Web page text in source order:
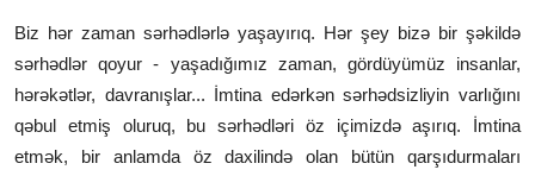
Biz hər zaman sərhədlərlə yaşayırıq. Hər şey bizə bir şəkildə
sərhədlər qoyur - yaşadığımız zaman, gördüyümüz insanlar,
hərəkətlər, davranışlar... İmtina edərkən sərhədsizliyin varlığını
qəbul etmiş oluruq, bu sərhədləri öz içimizdə aşırıq. İmtina
etmək, bir anlamda öz daxilində olan bütün qarşıdurmaları